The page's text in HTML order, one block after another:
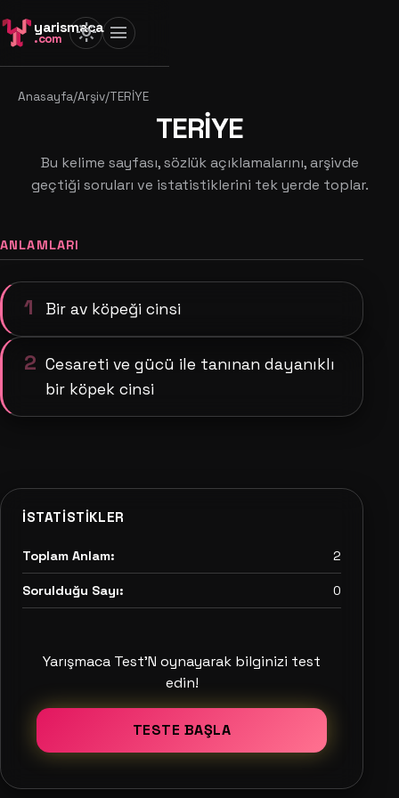
yarismaca
.com light_mode menu
Anasayfa/Arşiv/TERİYE
TERİYE
Bu kelime sayfası, sözlük açıklamalarını, arşivde
geçtiği soruları ve istatistiklerini tek yerde toplar.
ANLAMLARI
1 Bir av köpeği cinsi
2 Cesareti ve gücü ile tanınan dayanıklı
bir köpek cinsi
İSTATISTIKLER
Toplam Anlam: 2
Sorulduğu Sayı: 0
Yarışmaca Test'N oynayarak bilginizi test
edin!
TESTE BAŞLA